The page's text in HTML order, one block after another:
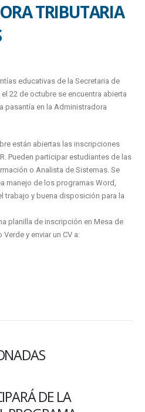
TRIBUTARIA
educativas de la Secretaria de
22 de octubre se encuentra abierta
pasantía en la Administradora
están abiertas las inscripciones
Pueden participar estudiantes de las
o Analista de Sistemas. Se
manejo de los programas Word,
trabajo y buena disposición para la
planilla de inscripción en Mesa de
y enviar un CV a:
DE LA